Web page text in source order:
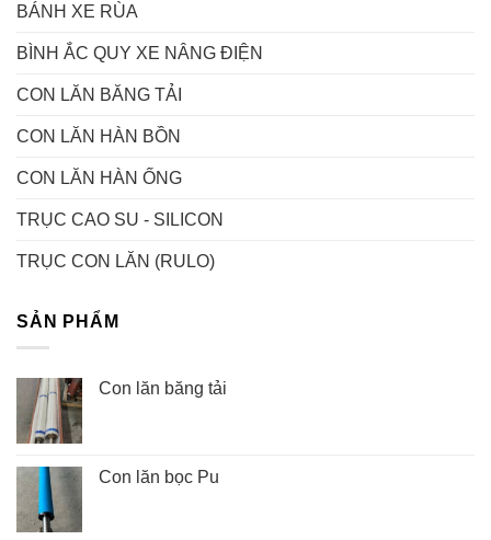
BÁNH XE RÙA
BÌNH ẮC QUY XE NÂNG ĐIỆN
CON LĂN BĂNG TẢI
CON LĂN HÀN BỒN
CON LĂN HÀN ỐNG
TRỤC CAO SU - SILICON
TRỤC CON LĂN (RULO)
SẢN PHẨM
Con lăn băng tải
Con lăn bọc Pu